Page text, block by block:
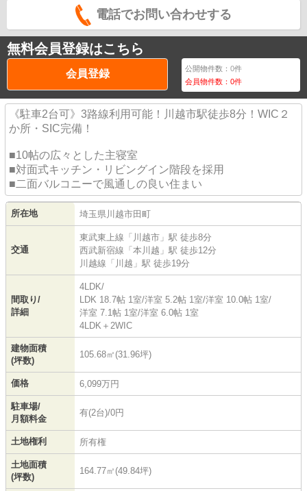
電話でお問い合わせする
無料会員登録はこちら
会員登録 公開物件数：0件
会員物件数：0件
《駐車2台可》3路線利用可能！川越市駅徒歩8分！WIC２
か所・SIC完備！
■10帖の広々とした主寝室
■対面式キッチン・リビングイン階段を採用
■二面バルコニーで風通しの良い住まい
所在地 埼玉県川越市田町
交通
東武東上線 「 川越市 」駅 徒歩8分
西武新宿線 「 本川越 」駅 徒歩12分
川越線 「 川越 」駅 徒歩19分
間取り/
詳細
4LDK/
LDK 18.7帖 1室/洋室 5.2帖 1室/洋室 10.0帖 1室/
洋室 7.1帖 1室/洋室 6.0帖 1室
4LDK＋2WIC
建物面積
(坪数)
105.68㎡(31.96坪)
価格 6,099万円
駐車場/
月額料金
有(2台)/0円
土地権利 所有権
土地面積
(坪数)
164.77㎡(49.84坪)